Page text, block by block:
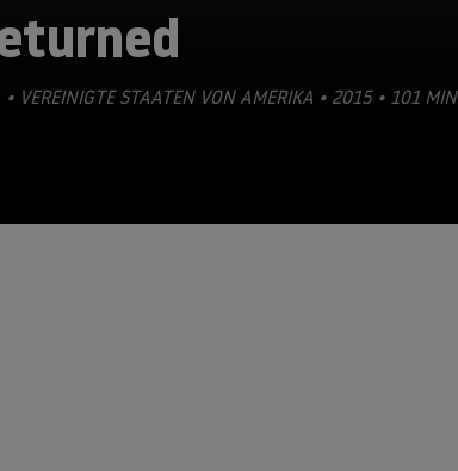
• VEREINIGTE STAATEN VON AMERIKA • 2015 • 101 MIN